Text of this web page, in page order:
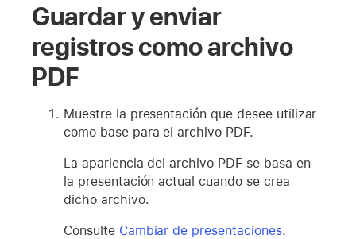
Guardar y enviar
registros como archivo
PDF
Muestre la presentación que desee utilizar
como base para el archivo PDF.
La apariencia del archivo PDF se basa en
la presentación actual cuando se crea
dicho archivo.
Consulte Cambiar de presentaciones.